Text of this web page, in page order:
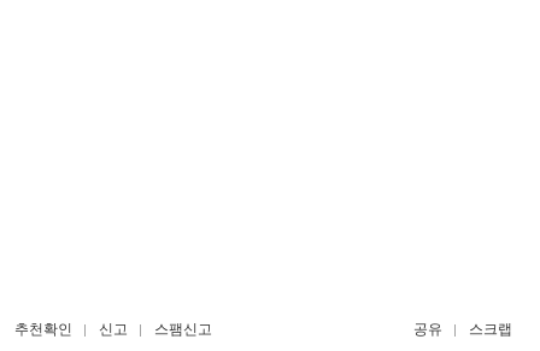
추천확인 신고 스팸신고 공유 스크랩